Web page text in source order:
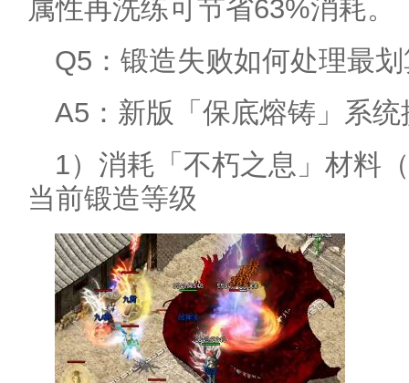
属性再洗练可节省63%消耗。
Q5：锻造失败如何处理最
A5：新版「保底熔铸」系
1）消耗「不朽之息」材料
当前锻造等级